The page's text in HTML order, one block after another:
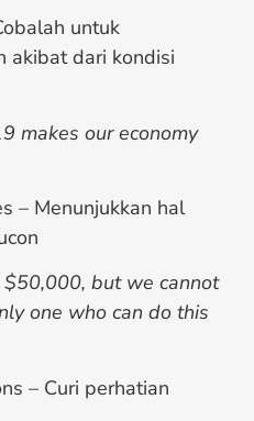
untuk
akibat dari kondisi
makes our economy
– Menunjukkan hal
$50,000, but we cannot
one who can do this
– Curi perhatian